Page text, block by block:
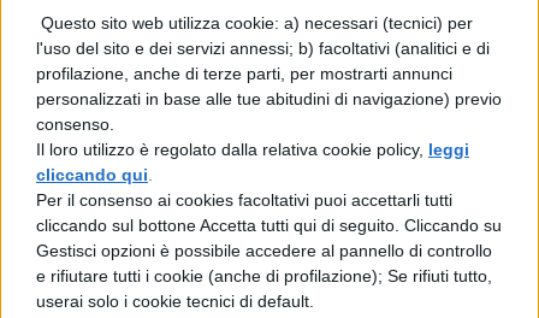
Questo sito web utilizza cookie: a) necessari (tecnici) per
l'uso del sito e dei servizi annessi; b) facoltativi (analitici e di
profilazione, anche di terze parti, per mostrarti annunci
personalizzati in base alle tue abitudini di navigazione) previo
consenso.
Il loro utilizzo è regolato dalla relativa cookie policy, leggi
cliccando qui
Per il consenso ai cookies facoltativi puoi accettarli tutti
cliccando sul bottone Accetta tutti qui di seguito. Cliccando su
Gestisci opzioni è possibile accedere al pannello di controllo
e rifiutare tutti i cookie (anche di profilazione); Se rifiuti tutto,
userai solo i cookie tecnici di default.
andata che per quello di ritorno. Io ho
scelto la tariffa Base, ma il sito da
informazioni precise e complete su tutte le
tariffe disponibili. Carina la possibilità di
scegliere il posto, se lato finestrino o
corridoio, proprio come in aereo. Anche in
questo caso ho fatto le mie scelte, sia per il
viaggio di andata che per il viaggio di